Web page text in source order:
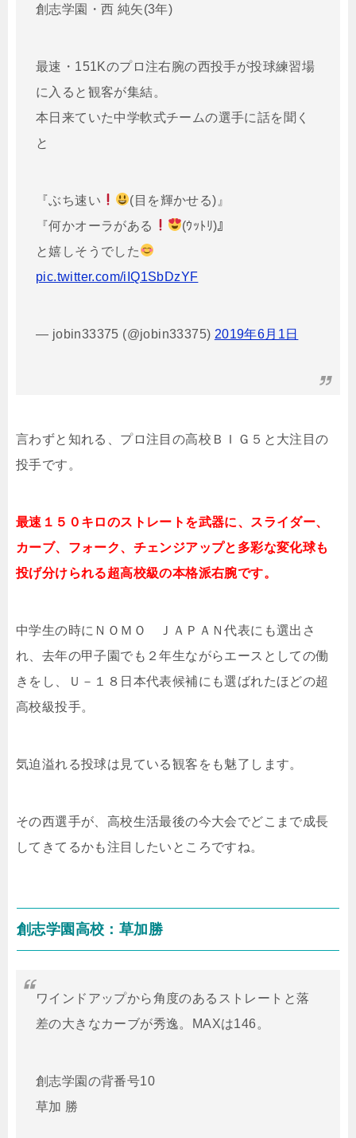
創志学園・西 純矢(3年)
最速・151Kのプロ注右腕の西投手が投球練習場
に入ると観客が集結。
本日来ていた中学軟式チームの選手に話を聞く
と
『ぶち速い
(目を輝かせる)』
『何かオーラがある
(ｳｯﾄﾘ)』
と嬉しそうでした
pic.twitter.com/iIQ1SbDzYF
— jobin33375 (@jobin33375) 2019年6月1日
言わずと知れる、プロ注目の高校ＢＩＧ５と大注目の
投手です。
最速１５０キロのストレートを武器に、スライダー、
カーブ、フォーク、チェンジアップと多彩な変化球も
投げ分けられる超高校級の本格派右腕です。
中学生の時にＮＯＭＯ ＪＡＰＡＮ代表にも選出さ
れ、去年の甲子園でも２年生ながらエースとしての働
きをし、Ｕ－１８日本代表候補にも選ばれたほどの超
高校級投手。
気迫溢れる投球は見ている観客をも魅了します。
その西選手が、高校生活最後の今大会でどこまで成長
してきてるかも注目したいところですね。
創志学園高校：草加勝
ワインドアップから角度のあるストレートと落
差の大きなカーブが秀逸。MAXは146。
創志学園の背番号10
草加 勝